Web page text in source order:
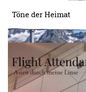
Töne der Heimat